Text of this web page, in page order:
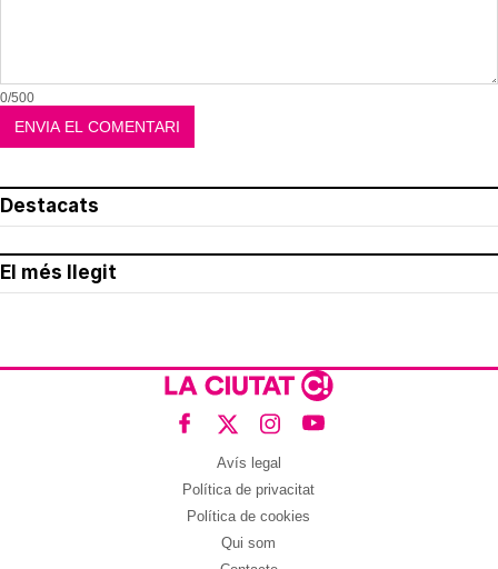
0/500
Destacats
El més llegit
Avís legal
Política de privacitat
Política de cookies
Qui som